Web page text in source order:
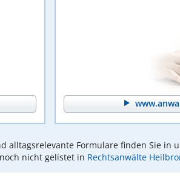
alltagsrelevante Formulare finden Sie in
nicht gelistet in Rechtsanwälte